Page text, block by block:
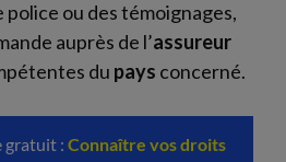
ou des témoignages,
auprès de l’assureur
du pays concerné.